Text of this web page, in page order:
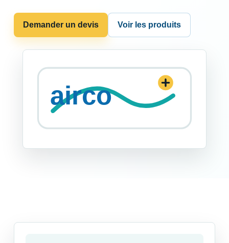
Demander un devis Voir les produits